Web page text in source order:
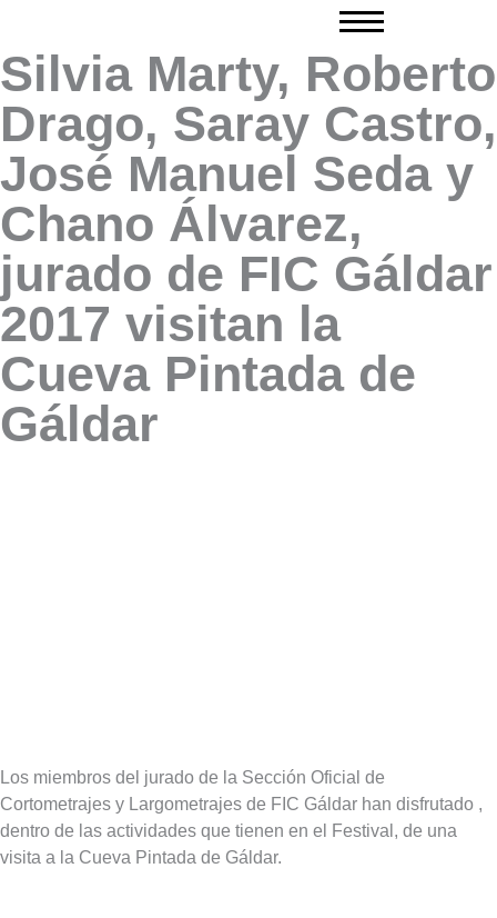
contenido
Silvia Marty, Roberto
Drago, Saray Castro,
José Manuel Seda y
Chano Álvarez,
jurado de FIC Gáldar
2017 visitan la
Cueva Pintada de
Gáldar
Los miembros del jurado de la Sección Oficial de
Cortometrajes y Largometrajes de FIC Gáldar han disfrutado ,
dentro de las actividades que tienen en el Festival, de una
visita a la Cueva Pintada de Gáldar.